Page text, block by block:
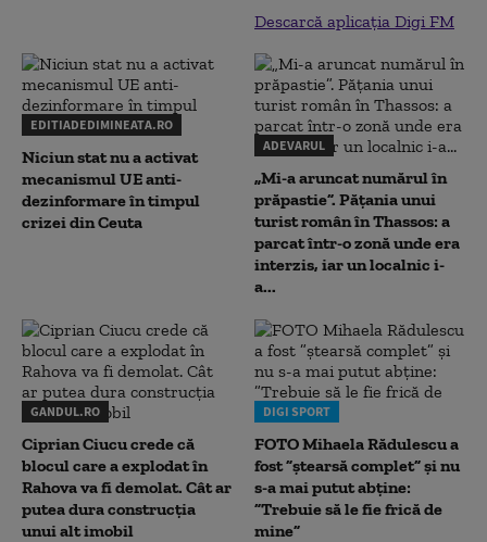
Descarcă aplicația Digi FM
EDITIADEDIMINEATA.RO
Niciun stat nu a activat
mecanismul UE anti-
dezinformare în timpul
crizei din Ceuta
ADEVARUL
„Mi-a aruncat numărul în
prăpastie”. Pățania unui
turist român în Thassos: a
parcat într-o zonă unde era
interzis, iar un localnic i-
a...
GANDUL.RO
Ciprian Ciucu crede că
blocul care a explodat în
Rahova va fi demolat. Cât ar
putea dura construcția
unui alt imobil
DIGI SPORT
FOTO Mihaela Rădulescu a
fost ”ștearsă complet” și nu
s-a mai putut abține:
”Trebuie să le fie frică de
mine”